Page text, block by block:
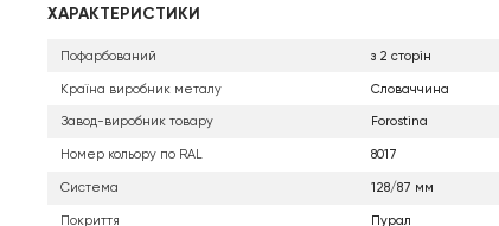
ХАРАКТЕРИСТИКИ
Пофарбований з 2 сторін
Країна виробник металу Словаччина
Завод-виробник товару Forostina
Номер кольору по RAL 8017
Система 128/87 мм
Покриття Пурал